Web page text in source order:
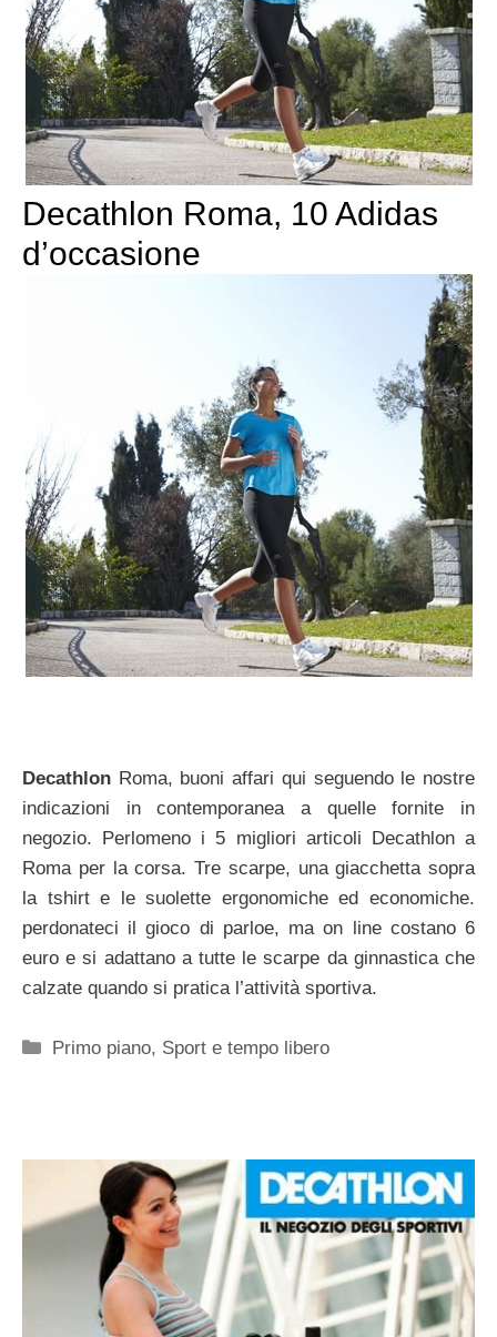
Decathlon Roma, 10 Adidas
d’occasione
Decathlon Roma, buoni affari qui seguendo le nostre
indicazioni in contemporanea a quelle fornite in
negozio. Perlomeno i 5 migliori articoli Decathlon a
Roma per la corsa. Tre scarpe, una giacchetta sopra
la tshirt e le suolette ergonomiche ed economiche.
perdonateci il gioco di parloe, ma on line costano 6
euro e si adattano a tutte le scarpe da ginnastica che
calzate quando si pratica l’attività sportiva.
Categorie
Primo piano, Sport e tempo libero